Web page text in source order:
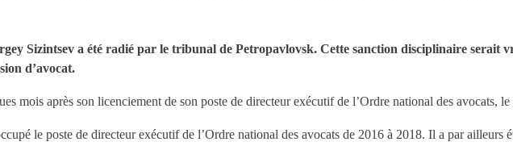
Sizintsev a été radié par le tribunal de Petropavlovsk. Cette sanction disciplinaire serait
d’avocat.
mois après son licenciement de son poste de directeur exécutif de l’Ordre national des avocats,
le poste de directeur exécutif de l’Ordre national des avocats de 2016 à 2018. Il a par ailleurs